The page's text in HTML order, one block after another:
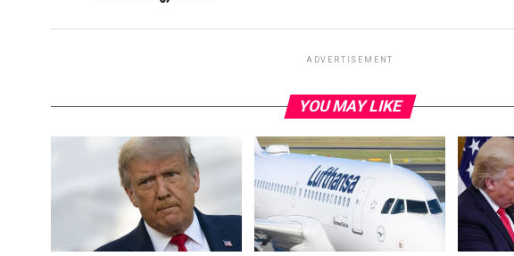
ADVERTISEMENT
YOU MAY LIKE